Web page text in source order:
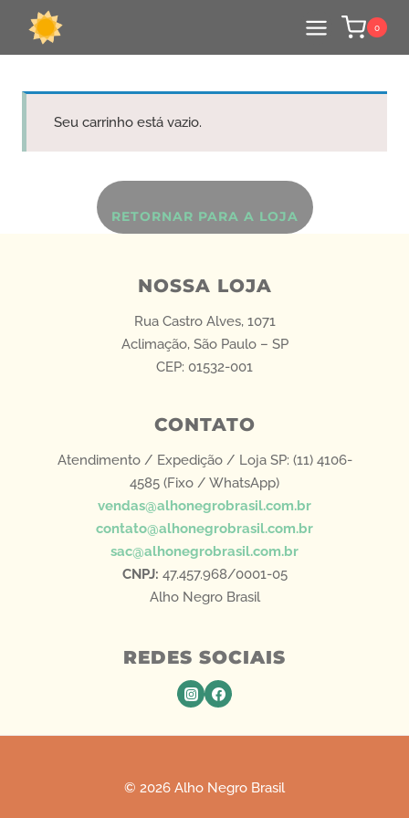
0
Seu carrinho está vazio.
RETORNAR PARA A LOJA
NOSSA LOJA
Rua Castro Alves, 1071
Aclimação, São Paulo – SP
CEP: 01532-001
CONTATO
Atendimento / Expedição / Loja SP: (11) 4106-
4585 (Fixo / WhatsApp)
vendas@alhonegrobrasil.com.br
contato@alhonegrobrasil.com.br
sac@alhonegrobrasil.com.br
CNPJ: 47.457.968/0001-05
Alho Negro Brasil
REDES SOCIAIS
© 2026 Alho Negro Brasil